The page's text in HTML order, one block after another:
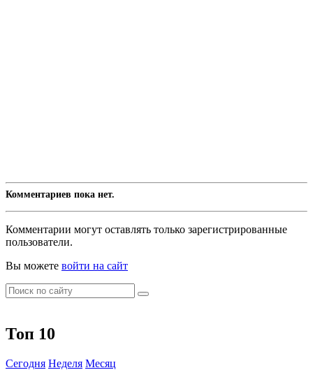
Комментариев пока нет.
Комментарии могут оставлять только зарегистрированные
пользователи.
Вы можете войти на сайт
Топ 10
Сегодня Неделя Месяц